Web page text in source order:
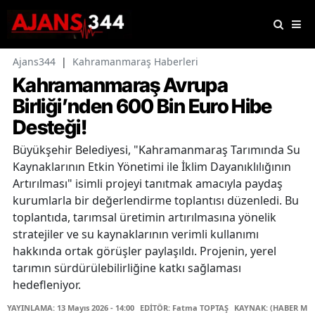
Ajans344 | Kahramanmaraş Haberleri
Kahramanmaraş Avrupa
Birliği’nden 600 Bin Euro Hibe
Desteği!
Büyükşehir Belediyesi, "Kahramanmaraş Tarımında Su
Kaynaklarının Etkin Yönetimi ile İklim Dayanıklılığının
Artırılması" isimli projeyi tanıtmak amacıyla paydaş
kurumlarla bir değerlendirme toplantısı düzenledi. Bu
toplantıda, tarımsal üretimin artırılmasına yönelik
stratejiler ve su kaynaklarının verimli kullanımı
hakkında ortak görüşler paylaşıldı. Projenin, yerel
tarımın sürdürülebilirliğine katkı sağlaması
hedefleniyor.
YAYINLAMA: 13 Mayıs 2026 - 14:00 EDİTÖR: Fatma TOPTAŞ KAYNAK: (HABER